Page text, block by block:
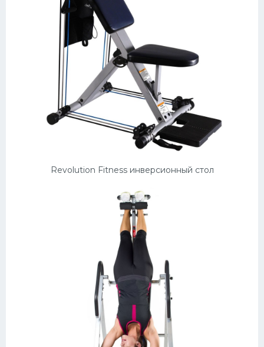
Revolution Fitness инверсионный стол